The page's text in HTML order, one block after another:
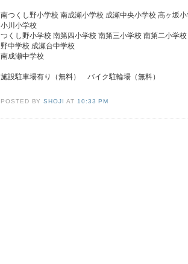
南つくし野小学校 南成瀬小学校 成瀬中央小学校 高ヶ坂
小川小学校
つくし野小学校 南第四小学校 南第三小学校 南第二小学
野中学校 成瀬台中学校
南成瀬中学校
施設駐車場有り（無料） バイク駐輪場（無料）
POSTED BYSHOJI AT 10:33 PM